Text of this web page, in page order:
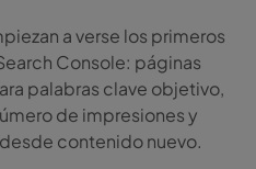
a verse los primeros
Console: páginas
palabras clave objetivo,
de impresiones y
contenido nuevo.